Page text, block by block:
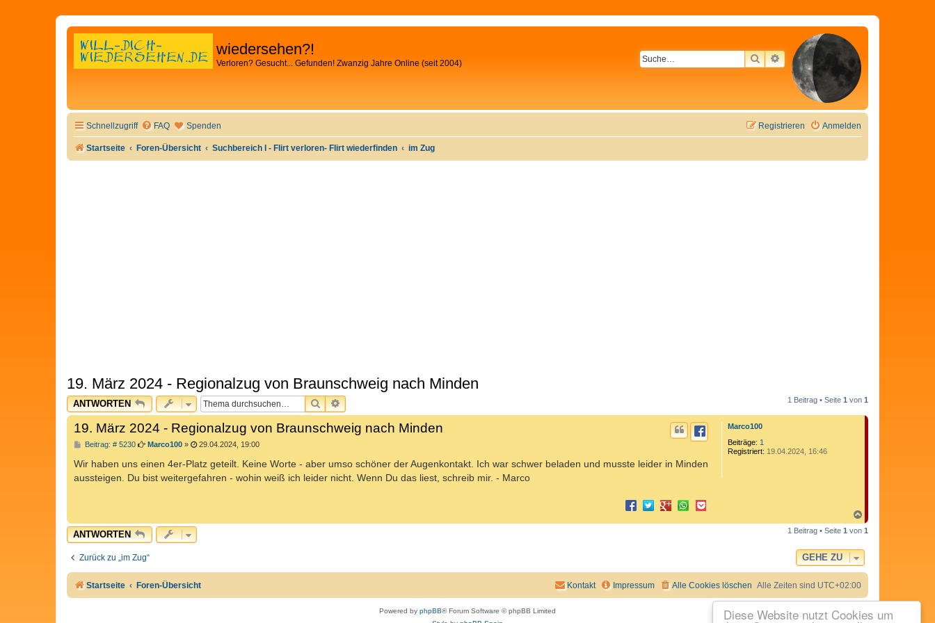
Diese Website nutzt Cookies um
wiedersehen?!
Verloren? Gesucht... Gefunden! Zwanzig Jahre Online (seit 2004) SUCHEERWEITERTE SUCHE
Schnellzugriff FAQ Spenden Anmelden
Registrieren
Startseite Foren-Übersicht Suchbereich I - Flirt verloren- Flirt wiederfinden im Zug
19. März 2024 - Regionalzug von Braunschweig nach Minden
ANTWORTEN SUCHEERWEITERTE SUCHE 1 Beitrag • Seite 1 von 1
Marco100
Beiträge: 1
Registriert: 19.04.2024, 16:46
19. März 2024 - Regionalzug von Braunschweig nach Minden
Beitrag: # 5230B
i
r
Marco100» 29.04.2024, 19:00
Wir haben uns einen 4er-Platz geteilt. Keine Worte - aber umso schöner der Augenkontakt. Ich war schwer beladen und musste leider in Minden
aussteigen. Du bist weitergefahren - wohin weiß ich leider nicht. Wenn Du das liest, schreib mir. - Marco
a
c
o
b
e
ANTWORTEN 1 Beitrag • Seite 1 von 1
Zurück zu „im Zug“ GEHE ZU
Startseite Foren-Übersicht Alle Zeiten sind UTC+02:00
Alle Cookies löschen
Impressum
Kontakt
Powered by phpBB® Forum Software © phpBB Limited